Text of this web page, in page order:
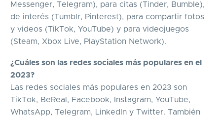
Messenger, Telegram), para citas (Tinder, Bumble),
de interés (Tumblr, Pinterest), para compartir fotos
y videos (TikTok, YouTube) y para videojuegos
(Steam, Xbox Live, PlayStation Network).
¿Cuáles son las redes sociales más populares en el
2023?
Las redes sociales más populares en 2023 son
TikTok, BeReal, Facebook, Instagram, YouTube,
WhatsApp, Telegram, LinkedIn y Twitter. También